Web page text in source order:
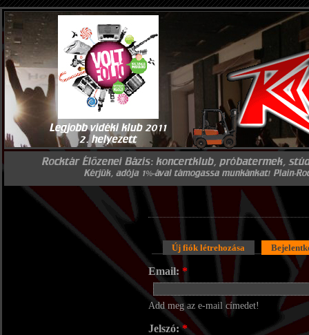
Új fiók létrehozása
Email: *
Add meg az e-mail címedet!
Jelszó:*